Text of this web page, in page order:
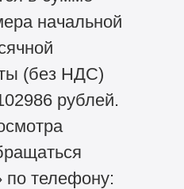
начальной
(без НДС)
рублей.
телефону: